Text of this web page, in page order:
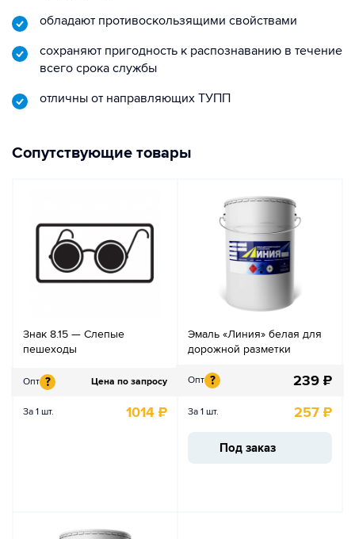
обладают противоскользящими свойствами
сохраняют пригодность к распознаванию в течение
всего срока службы
отличны от направляющих ТУПП
Сопутствующие товары
Знак 8.15 — Слепые
пешеходы
Опт ? Цена по запросу
За 1 шт. 1014 ₽
Эмаль «Линия» белая для
дорожной разметки
Опт ? 239 ₽
За 1 шт. 257 ₽
Под заказ